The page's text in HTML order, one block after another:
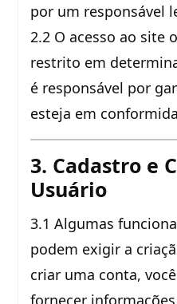
por um responsável
2.2 O acesso ao site
restrito em
é responsável por
esteja em
3. Cadastro e
Usuário
3.1 Algumas
podem exigir a
criar uma conta,